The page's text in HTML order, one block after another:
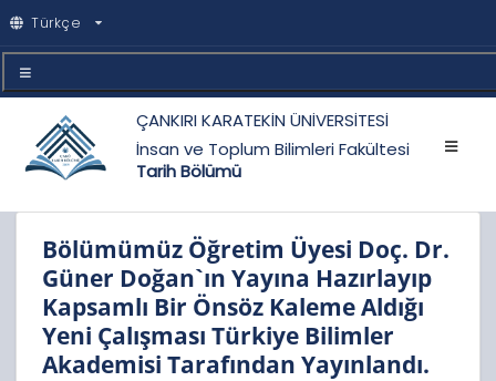
Türkçe
ÇANKIRI KARATEKİN ÜNİVERSİTESİ
İnsan ve Toplum Bilimleri Fakültesi
Tarih Bölümü
Bölümümüz Öğretim Üyesi Doç. Dr.
Güner Doğan`ın Yayına Hazırlayıp
Kapsamlı Bir Önsöz Kaleme Aldığı
Yeni Çalışması Türkiye Bilimler
Akademisi Tarafından Yayınlandı.